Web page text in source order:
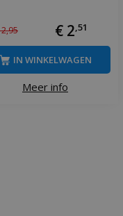
2,95 € 2,51
Meer info
IN WINKELWAGEN